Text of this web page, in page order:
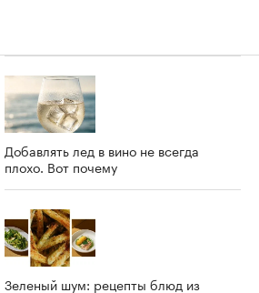
Добавлять лед в вино не всегда
плохо. Вот почему
Зеленый шум: рецепты блюд из